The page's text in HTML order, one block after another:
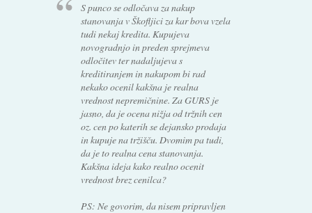
S punco se odločava za nakup
stanovanja v Škofljici za kar bova vzela
tudi nekaj kredita. Kupujeva
novogradnjo in preden sprejmeva
odločitev ter nadaljujeva s
kreditiranjem in nakupom bi rad
nekako ocenil kakšna je realna
vrednost nepremičnine. Za GURS je
jasno, da je ocena nižja od tržnih cen
oz. cen po katerih se dejansko prodaja
in kupuje na tržišču. Dvomim pa tudi,
da je to realna cena stanovanja.
Kakšna ideja kako realno ocenit
vrednost brez cenilca?
PS: Ne govorim, da nisem pripravljen